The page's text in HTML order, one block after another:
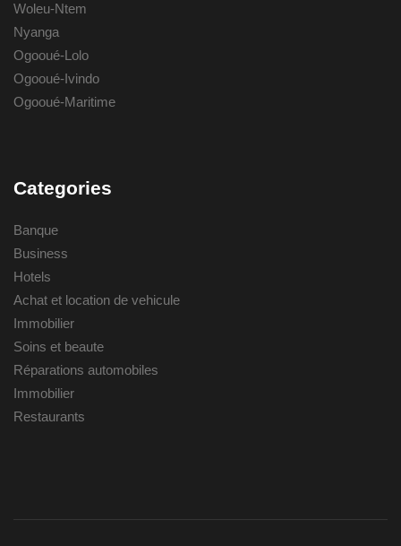
Woleu-Ntem
Nyanga
Ogooué-Lolo
Ogooué-Ivindo
Ogooué-Maritime
Categories
Banque
Business
Hotels
Achat et location de vehicule
Immobilier
Soins et beaute
Réparations automobiles
Immobilier
Restaurants